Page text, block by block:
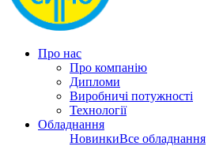
Про нас
Про компанію
Дипломи
Виробничі потужності
Технології
Обладнання
НовинкиВсе обладнання